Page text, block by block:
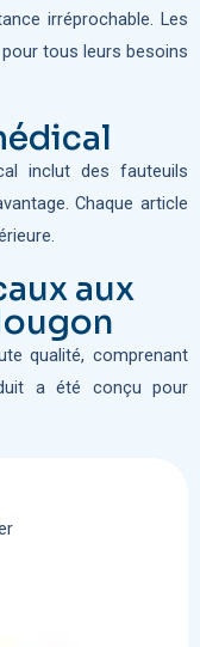
irréprochable. Les
tous leurs besoins
inclut des fauteuils
Chaque article
aux
qualité, comprenant
a été conçu pour